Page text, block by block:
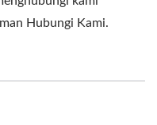
Hubungi Kami.